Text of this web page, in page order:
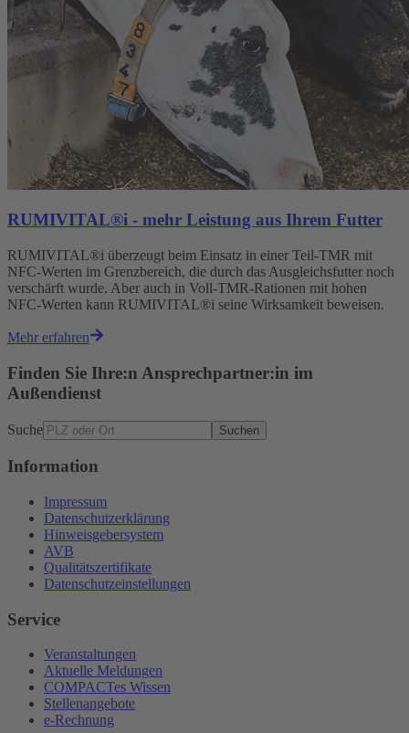
RUMIVITAL®i - mehr Leistung aus Ihrem Futter
RUMIVITAL®i überzeugt beim Einsatz in einer Teil-TMR mit
NFC-Werten im Grenzbereich, die durch das Ausgleichsfutter noch
verschärft wurde. Aber auch in Voll-TMR-Rationen mit hohen
NFC-Werten kann RUMIVITAL®i seine Wirksamkeit beweisen.
Mehr erfahren
Finden Sie Ihre:n Ansprechpartner:in im
Außendienst
Suche Suchen
Information
Impressum
Datenschutzerklärung
Hinweisgebersystem
AVB
Qualitätszertifikate
Datenschutzeinstellungen
Service
Veranstaltungen
Aktuelle Meldungen
COMPACTes Wissen
Stellenangebote
e-Rechnung